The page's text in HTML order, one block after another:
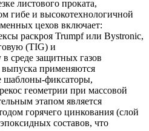
листового проката,
гибе и высокотехнологичной
цехов включает:
раскроя Trumpf или Bystronic,
(TIG) и
среде защитных газов
применяются
шаблоны-фиксаторы,
геометрии при массовой
этапом является
горячего цинкования (слой
составов, что